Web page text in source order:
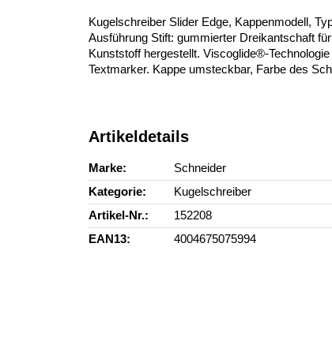
Kugelschreiber Slider Edge, Kappenmodell,
Ausführung Stift: gummierter Dreikantschaft
Kunststoff hergestellt. Viscoglide®-
Textmarker. Kappe umsteckbar, Farbe des
Artikeldetails
Marke
Schneider
Kategorie
Kugelschreiber
Artikel-Nr.
152208
EAN13
4004675075994